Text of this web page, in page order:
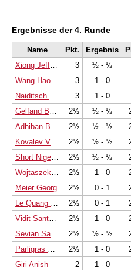
Ergebnisse der 4. Runde
Name Pkt. Ergebnis
Xiong Jeffery
3 ½ - ½
Wang Hao
3 1 - 0
Naiditsch Arkadij
3 1 - 0
Gelfand Boris
2½ ½ - ½
Adhiban B.
2½ ½ - ½
Kovalev Vladislav
2½ ½ - ½
Short Nigel D
2½ ½ - ½
Wojtaszek Radoslaw
2½ 1 - 0
Meier Georg
2½ 0 - 1
Le Quang Liem
2½ 0 - 1
Vidit Santosh Gujrathi
2½ 1 - 0
Sevian Samuel
2½ ½ - ½
Parligras Mircea-Emilian
2½ 1 - 0
Giri Anish
2 1 - 0